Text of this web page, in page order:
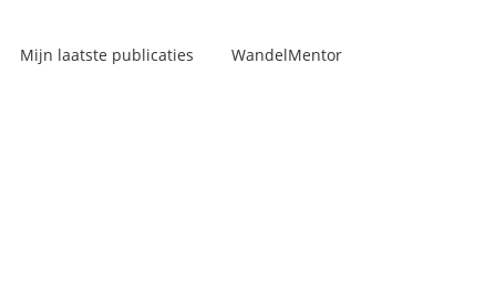
Mijn laatste publicaties WandelMentor